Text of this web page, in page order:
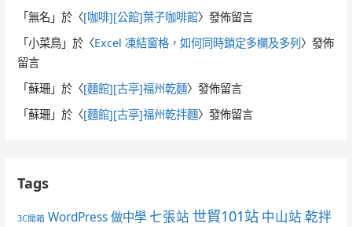
「無名 」於〈[咖啡][公館]葉子咖啡館〉發佈留言
「小菜鳥 」於〈Excel 凍結窗格，如何同時鎖定多欄及多列 〉發佈
留言
「蘇珊 」於〈[麵館][古亭]福州乾麵〉發佈留言
「蘇珊 」於〈[麵館][古亭]福州乾拌麵〉發佈留言
Tags
3C開箱 WordPress 做中學 七張站 世貿101站 中山站 乾拌